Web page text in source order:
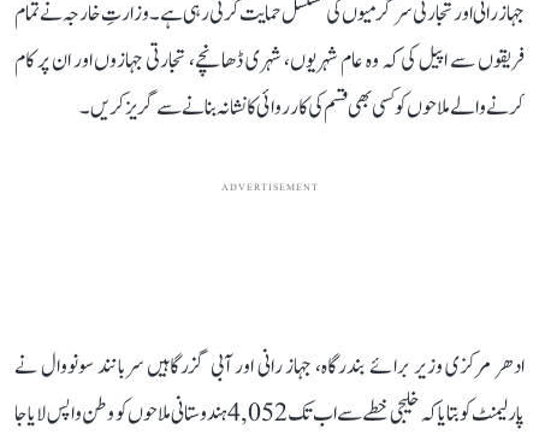
جہاز رانی اور تجارتی سرگرمیوں کی مسلسل حمایت کرتی رہی ہے۔ وزارتِ خارجہ نے تمام
فریقوں سے اپیل کی کہ وہ عام شہریوں، شہری ڈھانچے، تجارتی جہازوں اور ان پر کام
کرنے والے ملاحوں کو کسی بھی قسم کی کارروائی کا نشانہ بنانے سے گریز کریں۔
ADVERTISEMENT
ادھر مرکزی وزیر برائے بندرگاہ، جہاز رانی اور آبی گزرگاہیں سربانند سونووال نے
پارلیمنٹ کو بتایا کہ خلیجی خطے سے اب تک 4,052 ہندوستانی ملاحوں کو وطن واپس لایا جا